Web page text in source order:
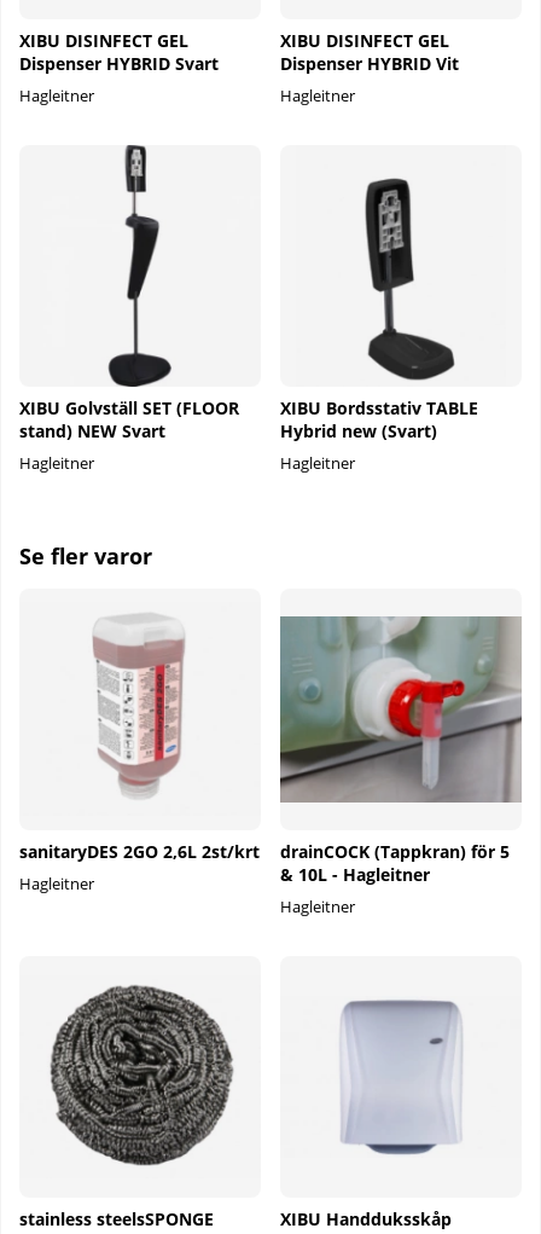
XIBU DISINFECT GEL
Dispenser HYBRID Svart
Hagleitner
XIBU DISINFECT GEL
Dispenser HYBRID Vit
Hagleitner
XIBU Golvställ SET (FLOOR
stand) NEW Svart
Hagleitner
XIBU Bordsstativ TABLE
Hybrid new (Svart)
Hagleitner
Se fler varor
sanitaryDES 2GO 2,6L 2st/krt
Hagleitner
drainCOCK (Tappkran) för 5
& 10L - Hagleitner
Hagleitner
stainless steelsSPONGE
XIBU Handduksskåp